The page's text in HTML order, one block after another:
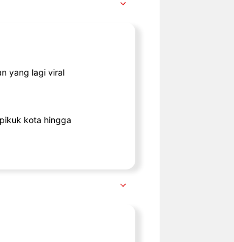
yang lagi viral
kota hingga